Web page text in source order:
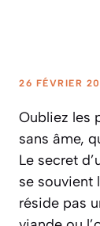
26 FÉVRIER
Oubliez les
sans âme,
Le secret
se souvient
réside pas